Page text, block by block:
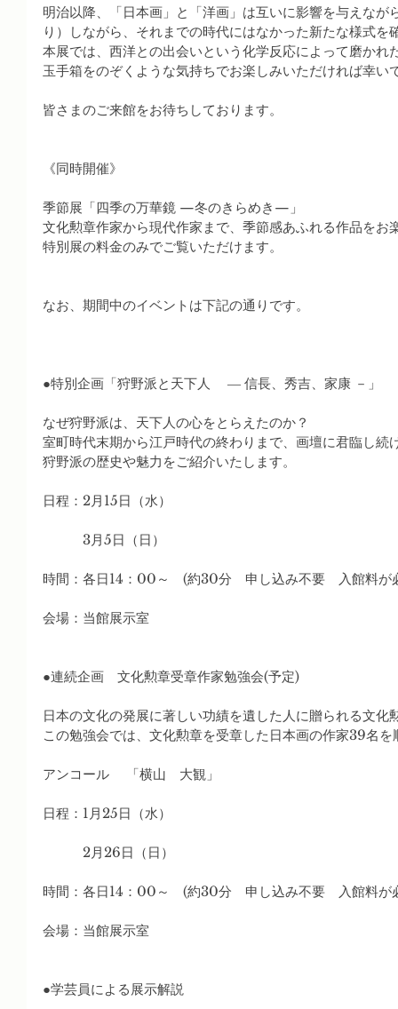
明治以降、「日本画」と「洋画」は互いに影響を与えなが
り）しながら、それまでの時代にはなかった新たな様式を
本展では、西洋との出会いという化学反応によって磨かれ
玉手箱をのぞくような気持ちでお楽しみいただければ幸い
皆さまのご来館をお待ちしております。
《同時開催》
季節展「四季の万華鏡 —冬のきらめき—」
文化勲章作家から現代作家まで、季節感あふれる作品をお
特別展の料金のみでご覧いただけます。
なお、期間中のイベントは下記の通りです。
●特別企画「狩野派と天下人　 ― 信長、秀吉、家康 －」
なぜ狩野派は、天下人の心をとらえたのか？
室町時代末期から江戸時代の終わりまで、画壇に君臨し続
狩野派の歴史や魅力をご紹介いたします。
日程：2月15日（水）
3月5日（日）
時間：各日14：00～　(約30分　申し込み不要　入館料
会場：当館展示室
●連続企画　文化勲章受章作家勉強会(予定)
日本の文化の発展に著しい功績を遺した人に贈られる文化
この勉強会では、文化勲章を受章した日本画の作家39名
アンコール 　「横山　大観」
日程：1月25日（水）
2月26日（日）
時間：各日14：00～　(約30分　申し込み不要　入館料
会場：当館展示室
●学芸員による展示解説